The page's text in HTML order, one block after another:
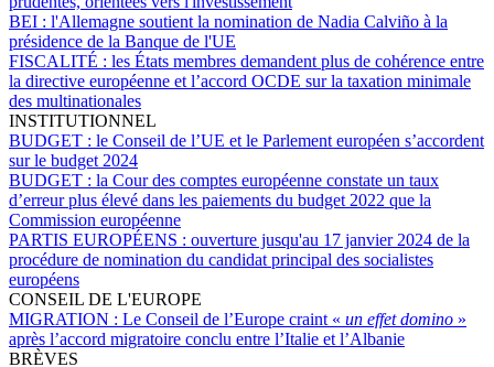
BEI : l'Allemagne soutient la nomination de Nadia Calviño à la
présidence de la Banque de l'UE
FISCALITÉ : les États membres demandent plus de cohérence entre
la directive européenne et l’accord OCDE sur la taxation minimale
des multinationales
INSTITUTIONNEL
BUDGET : le Conseil de l’UE et le Parlement européen s’accordent
sur le budget 2024
BUDGET : la Cour des comptes européenne constate un taux
d’erreur plus élevé dans les paiements du budget 2022 que la
Commission européenne
PARTIS EUROPÉENS : ouverture jusqu'au 17 janvier 2024 de la
procédure de nomination du candidat principal des socialistes
européens
CONSEIL DE L'EUROPE
MIGRATION : Le Conseil de l’Europe craint « un effet domino »
après l’accord migratoire conclu entre l’Italie et l’Albanie
BRÈVES